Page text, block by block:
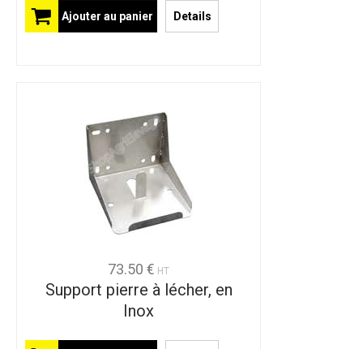
Ajouter au panier Details
73.50 € HT
Support pierre à lécher, en
Inox